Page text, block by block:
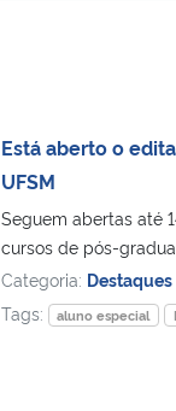
Está aberto o
UFSM
Seguem abertas até
cursos de pós-
Categoria: Destaques
Tags:
aluno especial